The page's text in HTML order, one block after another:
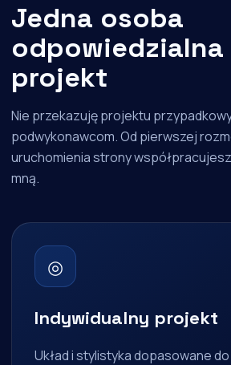
Jedna osoba
odpowiedzialna
projekt
Nie przekazuję projektu
podwykonawcom. Od pierwszej
uruchomienia strony
mną.
◎
Indywidualny projekt
Układ i stylistyka dopasowane